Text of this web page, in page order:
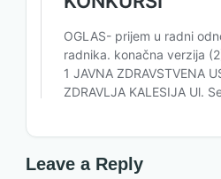
Leave a Reply